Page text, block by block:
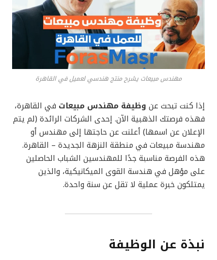
مهندس مبيعات يشرح منتج هندسي لعميل في القاهرة
إذا كنت تبحث عن وظيفة مهندس مبيعات في القاهرة،
فهذه فرصتك الذهبية الآن. إحدى الشركات الرائدة (لم يتم
الإعلان عن اسمها) أعلنت عن حاجتها إلى مهندس أو
مهندسة مبيعات في منطقة النزهة الجديدة – القاهرة.
هذه الفرصة مناسبة جدًا للمهندسين الشباب الحاصلين
على مؤهل في هندسة القوى الميكانيكية، والذين
يمتلكون خبرة عملية لا تقل عن سنة واحدة.
نبذة عن الوظيفة